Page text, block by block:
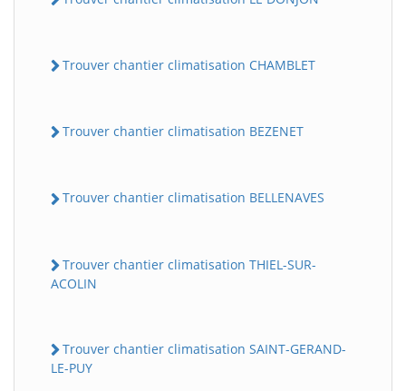
Trouver chantier climatisation CHAMBLET
Trouver chantier climatisation BEZENET
Trouver chantier climatisation BELLENAVES
Trouver chantier climatisation THIEL-SUR-
ACOLIN
Trouver chantier climatisation SAINT-GERAND-
LE-PUY